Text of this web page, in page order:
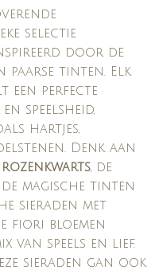
selectie
door de
paarse tinten. Elk
perfecte
speelsheid,
hartjes,
Denk aan
rozenkwarts, de
de magische tinten
sieraden met
fiori bloemen
van speels en lief.
sieraden gan ook